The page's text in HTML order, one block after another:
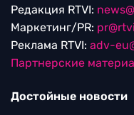
Редакция RTVI:
Маркетинг/PR:
Реклама RTVI: adv-
Партнерские
Достойные новости